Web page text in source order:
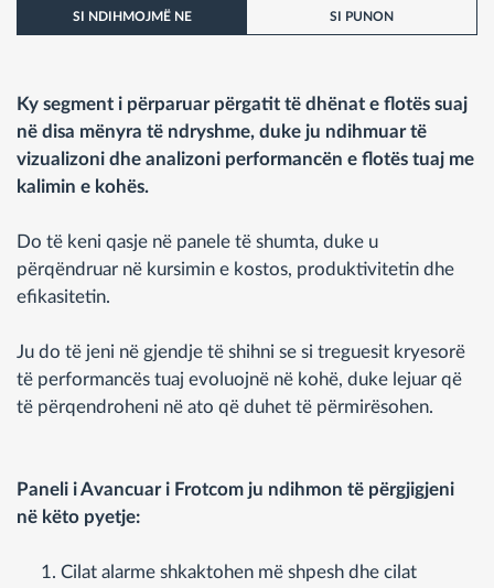
SI NDIHMOJMË NE SI PUNON
Ky segment i përparuar përgatit të dhënat e flotës suaj
në disa mënyra të ndryshme, duke ju ndihmuar të
vizualizoni dhe analizoni performancën e flotës tuaj me
kalimin e kohës.
Do të keni qasje në panele të shumta, duke u
përqëndruar në kursimin e kostos, produktivitetin dhe
efikasitetin.
Ju do të jeni në gjendje të shihni se si treguesit kryesorë
të performancës tuaj evoluojnë në kohë, duke lejuar që
të përqendroheni në ato që duhet të përmirësohen.
Paneli i Avancuar i Frotcom ju ndihmon të përgjigjeni
në këto pyetje:
Cilat alarme shkaktohen më shpesh dhe cilat